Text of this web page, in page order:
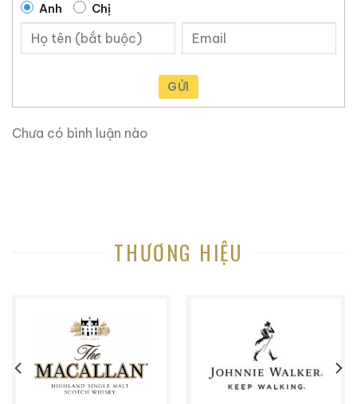
Brandy Changyu Gold
3.660.000₫
Roi Des Rois Cognac
là trang web nói về rượu ngoại:
rượu whisky, rượu brandy, rượu rum,… Cho dù bạn
này có thể giúp bạn biết từng chi tiết nhỏ.
Trang web này rất hữu ích khi bạn không biết nhiều về
rượu ngoại, tại đây chúng tôi chia sẽ kinh nghiệm và
những gì học hỏi được trong hơn 10 năm trong lĩnh vực
Anh Chị
GỬI
Chưa có bình luận nào
THƯƠNG HIỆU